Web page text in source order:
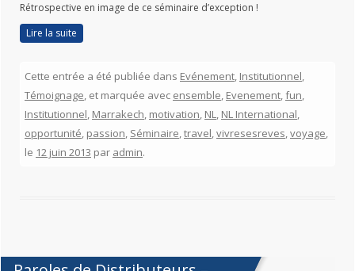
Rétrospective en image de ce séminaire d’exception !
Lire la suite
Cette entrée a été publiée dans Evénement, Institutionnel,
Témoignage, et marquée avec ensemble, Evenement,fun,
Institutionnel, Marrakech, motivation, NL, NL International,
opportunité, passion, Séminaire,travel,vivresesreves,voyage,
le 12 juin 2013 par admin.